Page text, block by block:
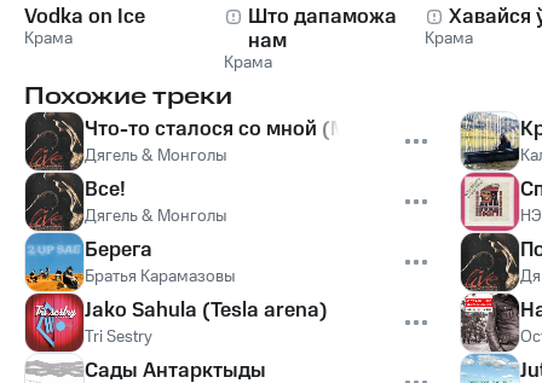
Vodka on Ice
Крама
Што дапаможа
нам
Крама
Хавайся
Крама
Похожие треки
Что-то сталося со мной (Монгол Шуудан)
Дягель & Монголы
Все!
Дягель & Монголы
Берега
Братья Карамазовы
Jako Sahula (Tesla arena)
Tri Sestry
Сады Антарктыды